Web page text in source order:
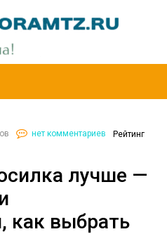
нет комментариев Рейтинг
лучше —
как выбрать